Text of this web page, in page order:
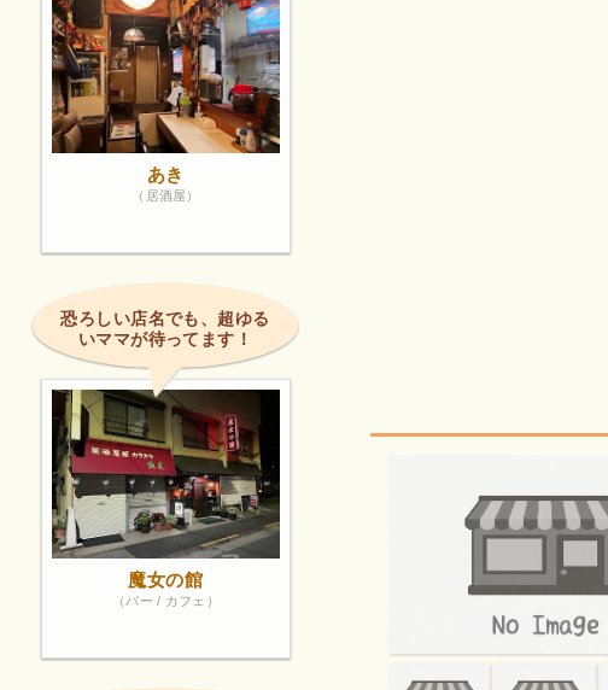
あき
（居酒屋）
恐ろしい店名でも、超ゆる
いママが待ってます！
魔女の館
（バー / カフェ）